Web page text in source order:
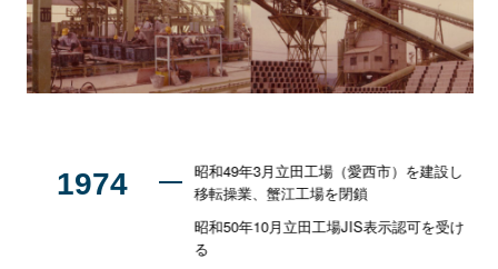
1974
昭和49年3月立田工場（愛西市）を建設し
移転操業、 蟹江工場を閉鎖
昭和50年10月立田工場JIS表示認可を受け
る